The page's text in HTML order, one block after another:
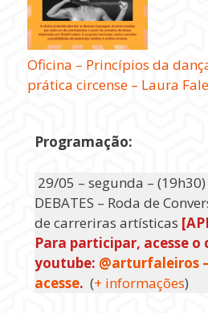
Oficina – Princípios da
prática circense – Laura
Programação:
29/05 – segunda – (19h30)
DEBATES – Roda de
de carreriras artísticas
Para participar, acesse o
youtube: @arturfaleiros
acesse. (+ informações)